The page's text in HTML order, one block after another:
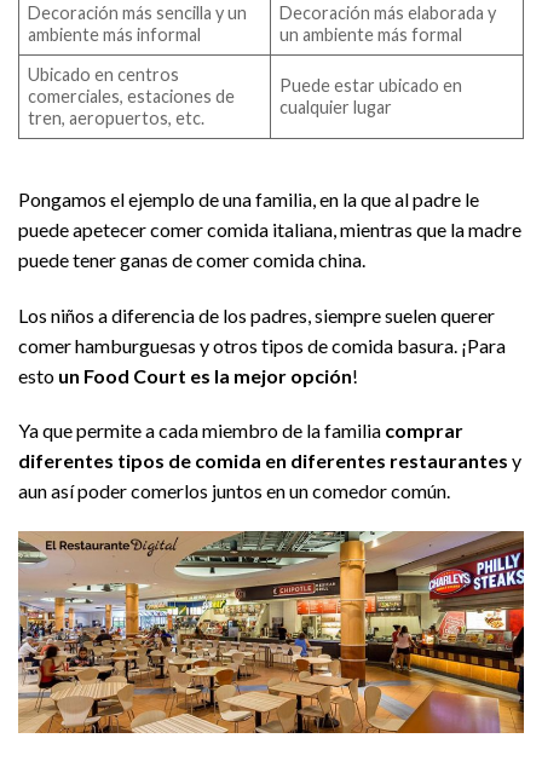
Decoración más sencilla y un
ambiente más informal
Decoración más elaborada y
un ambiente más formal
Ubicado en centros
comerciales, estaciones de
tren, aeropuertos, etc.
Puede estar ubicado en
cualquier lugar
Pongamos el ejemplo de una familia, en la que al padre le
puede apetecer comer comida italiana, mientras que la madre
puede tener ganas de comer comida china.
Los niños a diferencia de los padres, siempre suelen querer
comer hamburguesas y otros tipos de comida basura. ¡Para
esto un Food Court es la mejor opción!
Ya que permite a cada miembro de la familia comprar
diferentes tipos de comida en diferentes restaurantes y
aun así poder comerlos juntos en un comedor común.